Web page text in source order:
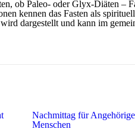
ob Paleo- oder Glyx-Diäten –
kennen das Fasten als
dargestellt und kann im
Nachmittag für
Menschen